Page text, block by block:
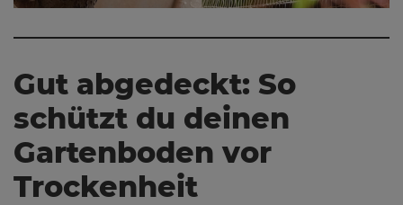
Gut abgedeckt: So
schützt du deinen
Gartenboden vor
Trockenheit